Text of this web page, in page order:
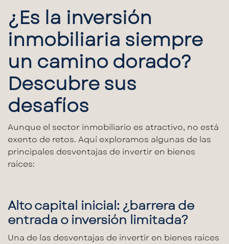
¿Es la inversión
inmobiliaria siempre
un camino dorado?
Descubre sus
desafíos
Aunque el sector inmobiliario es atractivo, no está
exento de retos. Aquí exploramos algunas de las
principales desventajas de invertir en bienes
raíces:
Alto capital inicial: ¿barrera de
entrada o inversión limitada?
Una de las desventajas de invertir en bienes raíces